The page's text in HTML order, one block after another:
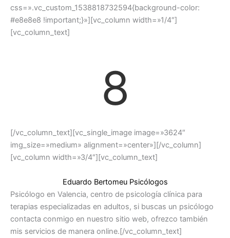
css=».vc_custom_1538818732594{background-color:
#e8e8e8 !important;}»][vc_column width=»1/4″]
[vc_column_text]
8
[/vc_column_text][vc_single_image image=»3624″
img_size=»medium» alignment=»center»][/vc_column]
[vc_column width=»3/4″][vc_column_text]
Eduardo Bertomeu Psicólogos
Psicólogo en Valencia, centro de psicología clínica para
terapias especializadas en adultos, si buscas un psicólogo
contacta conmigo en nuestro sitio web, ofrezco también
mis servicios de manera online.[/vc_column_text]